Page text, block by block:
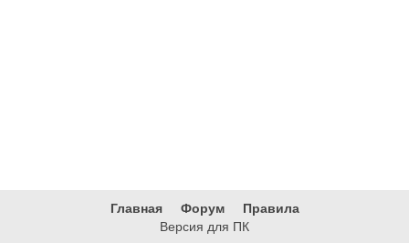
Главная Форум
Правила
Версия для ПК